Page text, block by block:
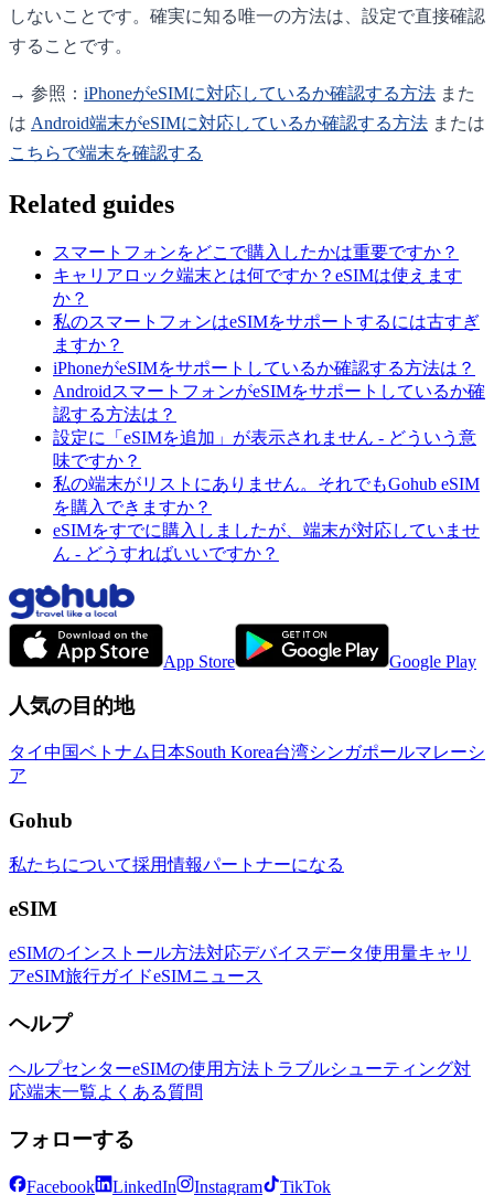
しないことです。確実に知る唯一の方法は、設定で直接確認
することです。
→ 参照： iPhoneがeSIMに対応しているか確認する方法 また
は Android端末がeSIMに対応しているか確認する方法 または
こちらで端末を確認する
Related guides
スマートフォンをどこで購入したかは重要ですか？
キャリアロック端末とは何ですか？eSIMは使えます
か？
私のスマートフォンはeSIMをサポートするには古すぎ
ますか？
iPhoneがeSIMをサポートしているか確認する方法は？
AndroidスマートフォンがeSIMをサポートしているか確
認する方法は？
設定に「eSIMを追加」が表示されません - どういう意
味ですか？
私の端末がリストにありません。それでもGohub eSIM
を購入できますか？
eSIMをすでに購入しましたが、端末が対応していませ
ん - どうすればいいですか？
App Store Google Play
人気の目的地
タイ中国ベトナム 日本South Korea台湾シンガポールマレーシ
ア
Gohub
私たちについて採用情報パートナーになる
eSIM
eSIMのインストール方法対応デバイスデータ使用量キャリ
アeSIM旅行ガイドeSIMニュース
ヘルプ
ヘルプセンターeSIMの使用方法 トラブルシューティング対
応端末一覧よくある質問
フォローする
Facebook LinkedIn Instagram TikTok